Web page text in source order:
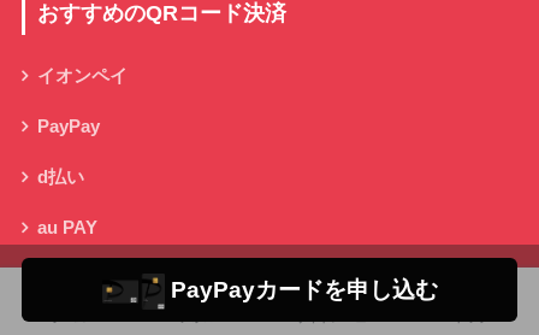
おすすめのQRコード決済
イオンペイ
PayPay
d払い
au PAY
楽天ペイ
PayPayカードを申し込む